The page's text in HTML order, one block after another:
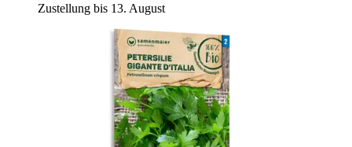
Zustellung bis 13. August